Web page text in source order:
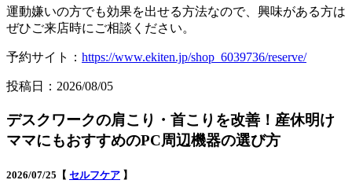
運動嫌いの方でも効果を出せる方法なので、興味がある方は
ぜひご来店時にご相談ください。
予約サイト： https://www.ekiten.jp/shop_6039736/reserve/
投稿日：2026/08/05
デスクワークの肩こり・首こりを改善！産休明け
ママにもおすすめのPC周辺機器の選び方
2026/07/25【 セルフケア 】